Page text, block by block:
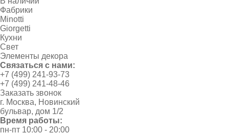
Фабрики
Minotti
Giorgetti
Кухни
Свет
Элементы декора
Связаться с нами:
+7 (499) 241-93-73
+7 (499) 241-48-46
Заказать звонок
г. Москва, Новинский
бульвар, дом 1/2
Время работы:
пн-пт 10:00 - 20:00